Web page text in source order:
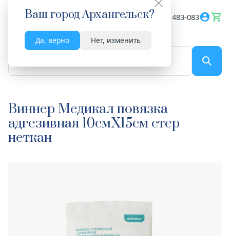
Ваш городАрхангельск?
Да, верно Нет, изменить
Весь сайт 8182 483-083
Виннер Медикал повязка
адгезивная 10смX15см стер
неткан